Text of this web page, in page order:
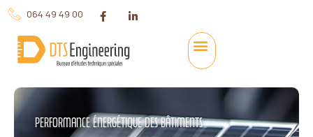
064 49 49 00
PERFORMANCE ÉNERGÉTIQUE DES BÂTIMENTS